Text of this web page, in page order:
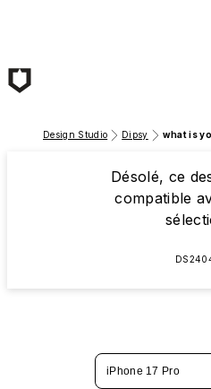
Design Studio Dipsy what is
Désolé, ce
compatible
iPhone 17 Pro